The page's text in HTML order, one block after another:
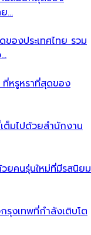
…
องประเทศไทย รวม
หรูหราที่สุดของ
ต็มไปด้วยสำนักงาน
ยคนรุ่นใหม่ที่มีรสนิยม
งเทพที่กำลังเติบโต